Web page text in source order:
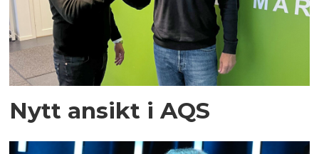
Nytt ansikt i AQS